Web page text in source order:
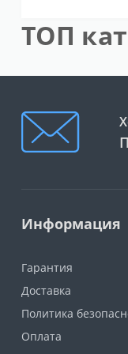
ТОП
Информация
Гарантия
Доставка
Политика
Оплата